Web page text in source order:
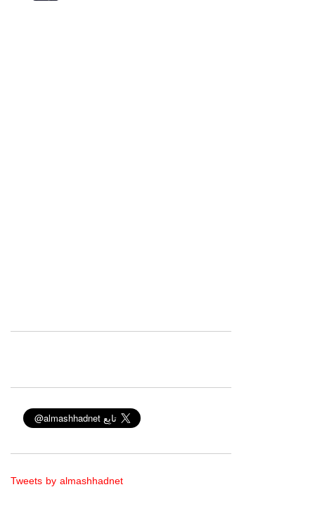
Tweets by almashhadnet